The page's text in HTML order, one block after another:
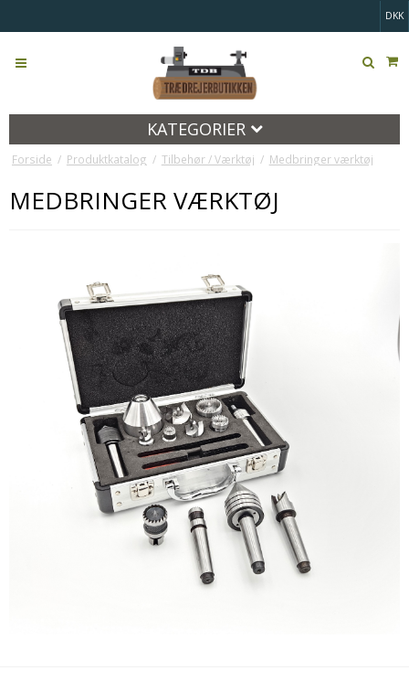
DKK
KATEGORIER
Forside / Produktkatalog / Tilbehør / Værktøj / Medbringer værktøj
MEDBRINGER VÆRKTØJ